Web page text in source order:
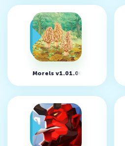
Morels v1.01.00